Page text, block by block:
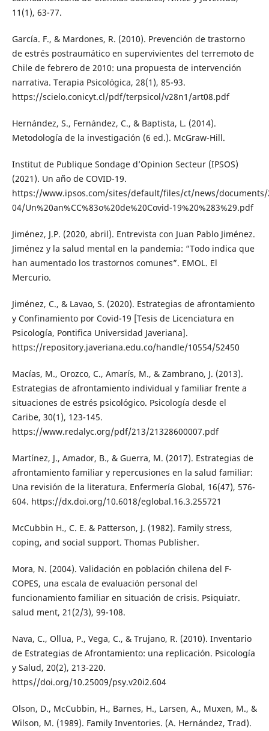
11(1), 63-77.
García. F., & Mardones, R. (2010). Prevención de trastorno
de estrés postraumático en supervivientes del terremoto de
Chile de febrero de 2010: una propuesta de intervención
narrativa. Terapia Psicológica, 28(1), 85-93.
https://scielo.conicyt.cl/pdf/terpsicol/v28n1/art08.pdf
Hernández, S., Fernández, C., & Baptista, L. (2014).
Metodología de la investigación (6 ed.). McGraw-Hill.
Institut de Publique Sondage d’Opinion Secteur (IPSOS)
(2021). Un año de COVID-19.
https://www.ipsos.com/sites/default/files/ct/news/documents/
04/Un%20an%CC%83o%20de%20Covid-19%20%283%29.pdf
Jiménez, J.P. (2020, abril). Entrevista con Juan Pablo Jiménez.
Jiménez y la salud mental en la pandemia: “Todo indica que
han aumentado los trastornos comunes”. EMOL. El
Mercurio.
Jiménez, C., & Lavao, S. (2020). Estrategias de afrontamiento
y Confinamiento por Covid-19 [Tesis de Licenciatura en
Psicología, Pontifica Universidad Javeriana].
https://repository.javeriana.edu.co/handle/10554/52450
Macías, M., Orozco, C., Amarís, M., & Zambrano, J. (2013).
Estrategias de afrontamiento individual y familiar frente a
situaciones de estrés psicológico. Psicología desde el
Caribe, 30(1), 123-145.
https://www.redalyc.org/pdf/213/21328600007.pdf
Martínez, J., Amador, B., & Guerra, M. (2017). Estrategias de
afrontamiento familiar y repercusiones en la salud familiar:
Una revisión de la literatura. Enfermería Global, 16(47), 576-
604. https://dx.doi.org/10.6018/eglobal.16.3.255721
McCubbin H., C. E. & Patterson, J. (1982). Family stress,
coping, and social support. Thomas Publisher.
Mora, N. (2004). Validación en población chilena del F-
COPES, una escala de evaluación personal del
funcionamiento familiar en situación de crisis. Psiquiatr.
salud ment, 21(2/3), 99-108.
Nava, C., Ollua, P., Vega, C., & Trujano, R. (2010). Inventario
de Estrategias de Afrontamiento: una replicación. Psicología
y Salud, 20(2), 213-220.
https//doi.org/10.25009/psy.v20i2.604
Olson, D., McCubbin, H., Barnes, H., Larsen, A., Muxen, M., &
Wilson, M. (1989). Family Inventories. (A. Hernández, Trad).